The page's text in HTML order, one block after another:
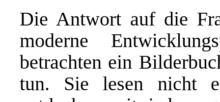
Die Antwort auf die
moderne
betrachten ein
tun. Sie lesen nicht